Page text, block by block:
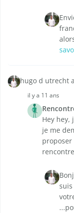
hugo d utrecht
il y a 11 ans
Hey hey,
je me